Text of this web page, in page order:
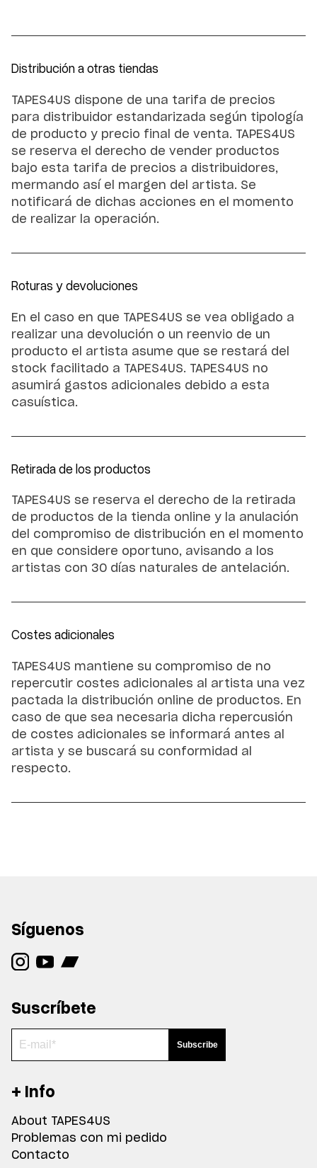
Distribución a otras tiendas
TAPES4US dispone de una tarifa de precios
para distribuidor estandarizada según tipología
de producto y precio final de venta. TAPES4US
se reserva el derecho de vender productos
bajo esta tarifa de precios a distribuidores,
mermando así el margen del artista. Se
notificará de dichas acciones en el momento
de realizar la operación.
Roturas y devoluciones
En el caso en que TAPES4US se vea obligado a
realizar una devolución o un reenvio de un
producto el artista asume que se restará del
stock facilitado a TAPES4US. TAPES4US no
asumirá gastos adicionales debido a esta
casuística.
Retirada de los productos
TAPES4US se reserva el derecho de la retirada
de productos de la tienda online y la anulación
del compromiso de distribución en el momento
en que considere oportuno, avisando a los
artistas con 30 días naturales de antelación.
Costes adicionales
TAPES4US mantiene su compromiso de no
repercutir costes adicionales al artista una vez
pactada la distribución online de productos. En
caso de que sea necesaria dicha repercusión
de costes adicionales se informará antes al
artista y se buscará su conformidad al
respecto.
Síguenos
Suscríbete
+ Info
About TAPES4US
Problemas con mi pedido
Contacto